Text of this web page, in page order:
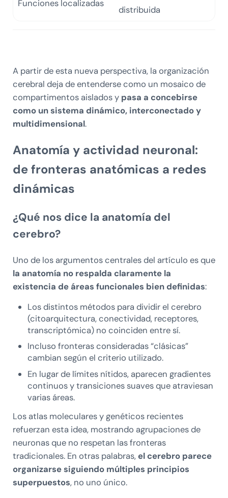
Funciones localizadas
distribuida
A partir de esta nueva perspectiva, la organización
cerebral deja de entenderse como un mosaico de
compartimentos aislados y pasa a concebirse
como un sistema dinámico, interconectado y
multidimensional.
Anatomía y actividad neuronal:
de fronteras anatómicas a redes
dinámicas
¿Qué nos dice la anatomía del
cerebro?
Uno de los argumentos centrales del artículo es que
la anatomía no respalda claramente la
existencia de áreas funcionales bien definidas:
Los distintos métodos para dividir el cerebro
(citoarquitectura, conectividad, receptores,
transcriptómica) no coinciden entre sí.
Incluso fronteras consideradas “clásicas”
cambian según el criterio utilizado.
En lugar de límites nítidos, aparecen gradientes
continuos y transiciones suaves que atraviesan
varias áreas.
Los atlas moleculares y genéticos recientes
refuerzan esta idea, mostrando agrupaciones de
neuronas que no respetan las fronteras
tradicionales. En otras palabras, el cerebro parece
organizarse siguiendo múltiples principios
superpuestos, no uno único.